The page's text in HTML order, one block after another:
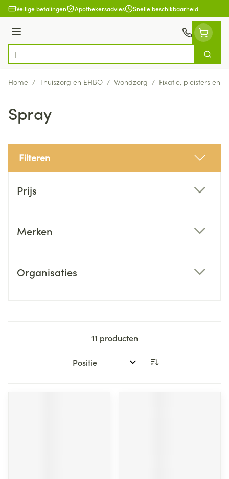
Ga naar de inhoud
Veilige betalingen Apothekersadvies Snelle beschikbaarheid
Menu
Product, merk, categorie...
Zoek
Home / Thuiszorg en EHBO / Wondzorg / Fixatie, pleisters en
Spray
Filteren
Prijs
Merken
Organisaties
11 producten
Sorteer op: